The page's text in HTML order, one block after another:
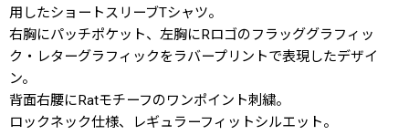
用したショートスリーブTシャツ。
右胸にパッチポケット、左胸にRロゴのフラッググラフィッ
ク・レターグラフィックをラバープリントで表現したデザイ
ン。
背面右腰にRatモチーフのワンポイント刺繍。
ロックネック仕様、レギュラーフィットシルエット。